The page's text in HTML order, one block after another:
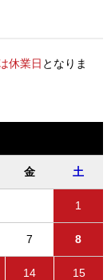
休業日 となりま
金 土
1
7 8
14 15